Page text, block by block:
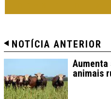
NOTÍCIA ANTERIOR
animais